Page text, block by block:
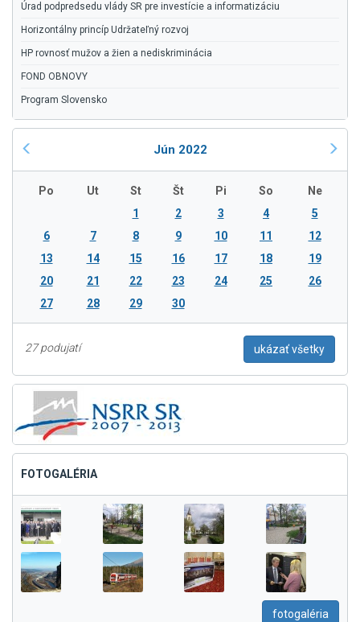
Úrad podpredsedu vlády SR pre investície a informatizáciu
Horizontálny princíp Udržateľný rozvoj
HP rovnosť mužov a žien a nediskriminácia
FOND OBNOVY
Program Slovensko
Jún 2022
Po Ut St Št Pi So
Ne
1
2 3 4
5
6
7 8 9 10 11
12
13
14 15 16 17 18
19
20
21 22 23 24 25
26
27
28 29 30
27 podujatí ukázať všetky
FOTOGALÉRIA
fotogaléria